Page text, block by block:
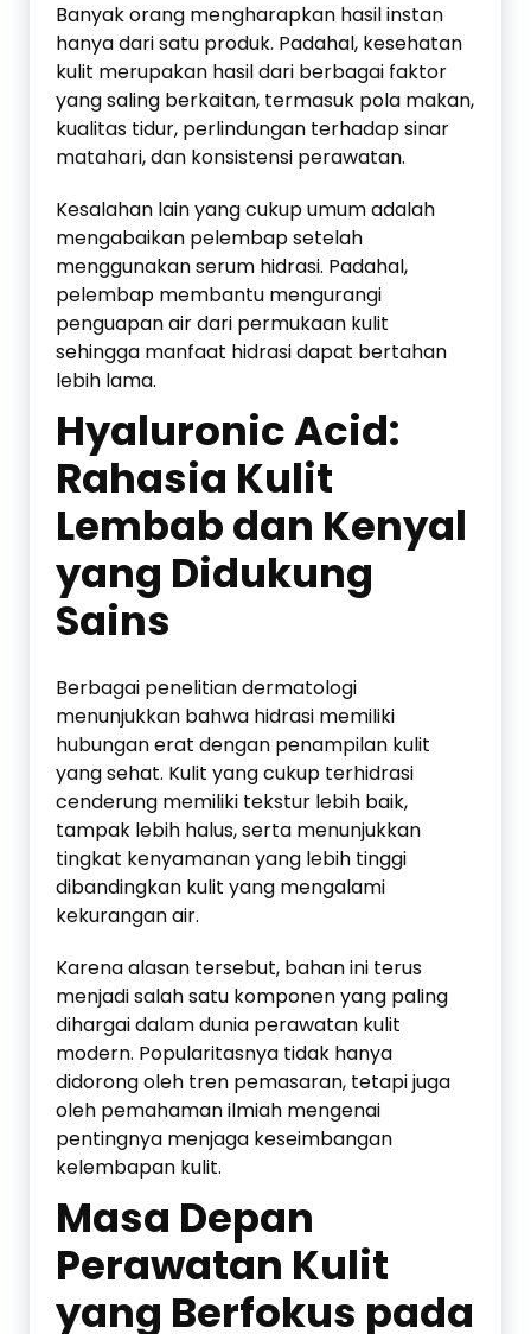
Banyak orang mengharapkan hasil instan
hanya dari satu produk. Padahal, kesehatan
kulit merupakan hasil dari berbagai faktor
yang saling berkaitan, termasuk pola makan,
kualitas tidur, perlindungan terhadap sinar
matahari, dan konsistensi perawatan.
Kesalahan lain yang cukup umum adalah
mengabaikan pelembap setelah
menggunakan serum hidrasi. Padahal,
pelembap membantu mengurangi
penguapan air dari permukaan kulit
sehingga manfaat hidrasi dapat bertahan
lebih lama.
Hyaluronic Acid:
Rahasia Kulit
Lembab dan Kenyal
yang Didukung
Sains
Berbagai penelitian dermatologi
menunjukkan bahwa hidrasi memiliki
hubungan erat dengan penampilan kulit
yang sehat. Kulit yang cukup terhidrasi
cenderung memiliki tekstur lebih baik,
tampak lebih halus, serta menunjukkan
tingkat kenyamanan yang lebih tinggi
dibandingkan kulit yang mengalami
kekurangan air.
Karena alasan tersebut, bahan ini terus
menjadi salah satu komponen yang paling
dihargai dalam dunia perawatan kulit
modern. Popularitasnya tidak hanya
didorong oleh tren pemasaran, tetapi juga
oleh pemahaman ilmiah mengenai
pentingnya menjaga keseimbangan
kelembapan kulit.
Masa Depan
Perawatan Kulit
yang Berfokus pada